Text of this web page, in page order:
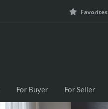
Favorites
For Buyer For Seller